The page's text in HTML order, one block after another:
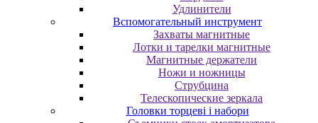
Удлинители
Вспомогательный инструмент
Захваты магнитные
Лотки и тарелки магнитные
Магнитные держатели
Ножи и ножницы
Струбцина
Телескопические зеркала
Головки торцеві і набори